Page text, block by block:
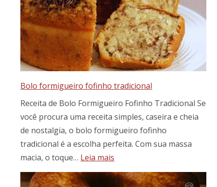
porco
assada
com
mandioca:
receita
fácil,
e
cheia
de
sabor
Bolo formigueiro fofinho tradicional
Receita de Bolo Formigueiro Fofinho Tradicional Se
você procura uma receita simples, caseira e cheia
de nostalgia, o bolo formigueiro fofinho
tradicional é a escolha perfeita. Com sua massa
macia, o toque… Leia mais
formigueiro